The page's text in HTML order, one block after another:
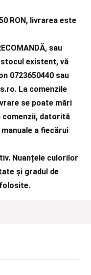
RON, livrarea este
sau
existent, vă
0723650440 sau
. La comenzile
se poate mări
comenzii, datorită
a fiecărui
Nuanțele culorilor
și gradul de